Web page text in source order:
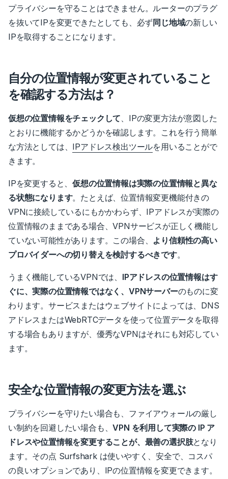
プライバシーを守ることはできません。 ルーターのプラグ
を抜いてIPを変更できたとしても、必ず同じ地域の新しい
IPを取得することになります。
自分の位置情報が変更されていること
を確認する方法は？
仮想の位置情報をチェックして、IPの変更方法が意図した
とおりに機能するかどうかを確認します。 これを行う簡単
な方法としては、 IPアドレス検出ツールを用いることがで
きます。
IPを変更すると、仮想の位置情報は実際の位置情報と異な
る状態になります。 たとえば、位置情報変更機能付きの
VPNに接続しているにもかかわらず、IPアドレスが実際の
位置情報のままである場合、VPNサービスが正しく機能し
ていない可能性があります。 この場合、 より信頼性の高い
プロバイダーへの切り替えを検討するべきです。
うまく機能しているVPNでは、 IPアドレスの位置情報はす
ぐに、実際の位置情報ではなく、VPNサーバーのものに変
わります。 サービスまたはウェブサイトによっては、DNS
アドレスまたはWebRTCデータを使って位置データを取得
する場合もありますが、優秀なVPNはそれにも対応してい
ます。
安全な位置情報の変更方法を選ぶ
プライバシーを守りたい場合も、ファイアウォールの厳し
い制約を回避したい場合も、VPN を利用して実際の IP ア
ドレスや位置情報を変更することが、最善の選択肢となり
ます。 その点 Surfshark は使いやすく、安全で、コスパ
の良いオプションであり、IPの位置情報を変更できます。